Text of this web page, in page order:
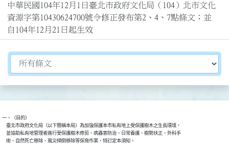
中華民國104年12月1日臺北市政府文化局（104）北市文化
資源字第10430624700號令修正發布第2、4、7點條文；並
自104年12月21日起生效
切換選擇法規資訊內容
一、（目的）
    臺北市政府文化局（以下簡稱本局）為加強保護本市私有地上受保護樹木之生長環境，
    並協助私有地管理者進行受保護樹木修剪、病蟲害防治、日常養護、樹勢扶正、外科手
    術、自然死亡移除、風災傾倒移除等保育作業，特訂定本須知。